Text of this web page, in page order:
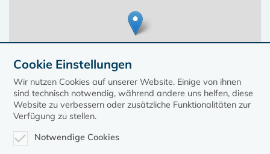
Cookie Einstellungen
Wir nutzen Cookies auf unserer Website. Einige von ihnen
sind technisch notwendig, während andere uns helfen, diese
Website zu verbessern oder zusätzliche Funktionalitäten zur
Verfügung zu stellen.
Notwendige Cookies